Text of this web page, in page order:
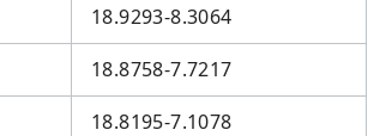
18.9293-8.3064
18.8758-7.7217
18.8195-7.1078